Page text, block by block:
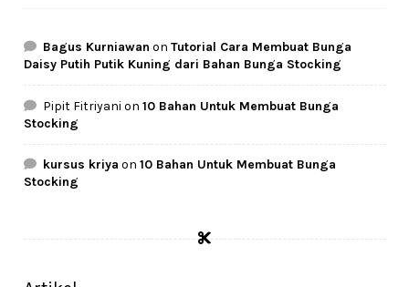
Bagus Kurniawan onTutorial Cara Membuat Bunga
Daisy Putih Putik Kuning dari Bahan Bunga Stocking
Pipit Fitriyani on10 Bahan Untuk Membuat Bunga
Stocking
kursus kriya on10 Bahan Untuk Membuat Bunga
Stocking